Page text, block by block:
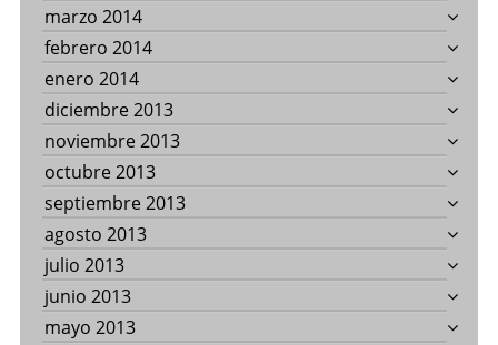
marzo 2014
febrero 2014
enero 2014
diciembre 2013
noviembre 2013
octubre 2013
septiembre 2013
agosto 2013
julio 2013
junio 2013
mayo 2013